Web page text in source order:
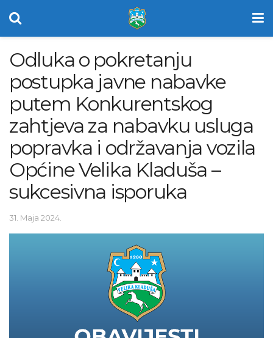
Odluka o pokretanju
postupka javne nabavke
putem Konkurentskog
zahtjeva za nabavku usluga
popravka i održavanja vozila
Općine Velika Kladuša –
sukcesivna isporuka
31. Maja 2024.